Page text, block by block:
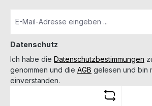
Datenschutz
Ich habe die Datenschutzbestimmungen
genommen und die AGB gelesen und bin
einverstanden.